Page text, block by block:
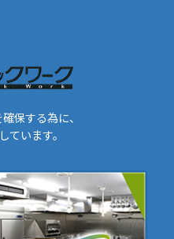
保する為に、
ています。